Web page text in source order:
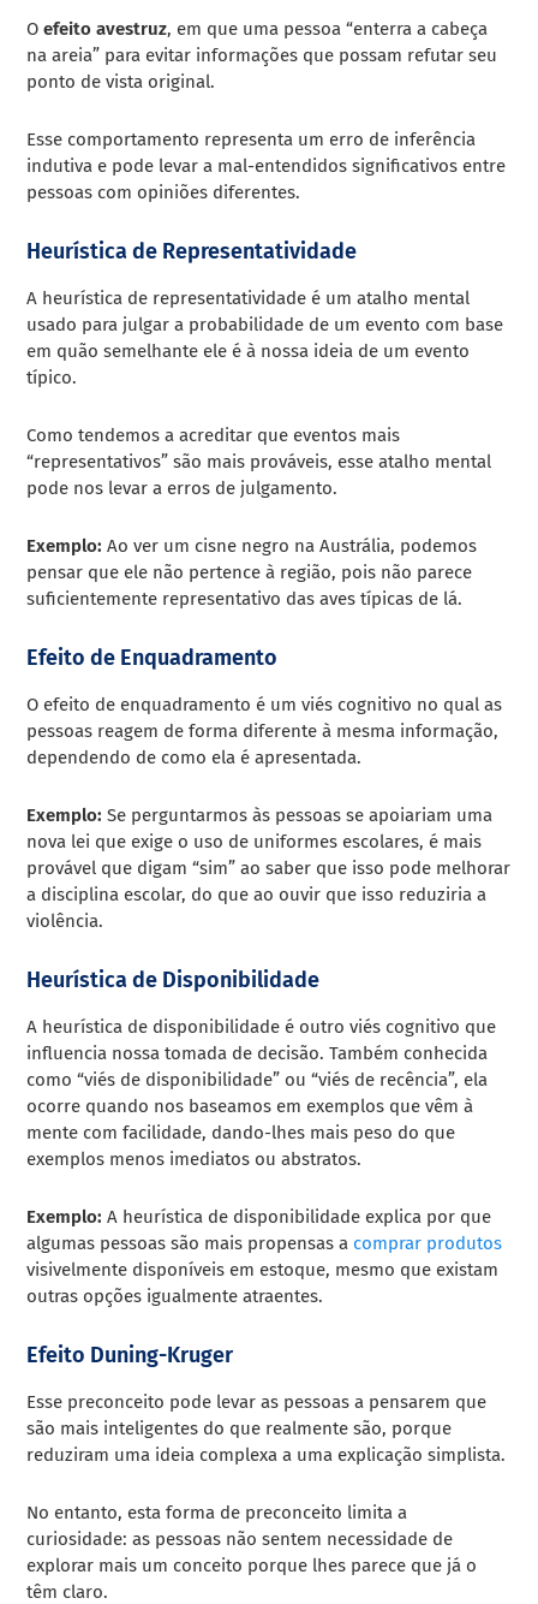
Oefeito avestruz, em que uma pessoa “enterra a cabeça
na areia” para evitar informações que possam refutar seu
ponto de vista original.
Esse comportamento representa um erro de inferência
indutiva e pode levar a mal-entendidos significativos entre
pessoas com opiniões diferentes.
Heurística de Representatividade
A heurística de representatividade é um atalho mental
usado para julgar a probabilidade de um evento com base
em quão semelhante ele é à nossa ideia de um evento
típico.
Como tendemos a acreditar que eventos mais
“representativos” são mais prováveis, esse atalho mental
pode nos levar a erros de julgamento.
Exemplo: Ao ver um cisne negro na Austrália, podemos
pensar que ele não pertence à região, pois não parece
suficientemente representativo das aves típicas de lá.
Efeito de Enquadramento
O efeito de enquadramento é um viés cognitivo no qual as
pessoas reagem de forma diferente à mesma informação,
dependendo de como ela é apresentada.
Exemplo: Se perguntarmos às pessoas se apoiariam uma
nova lei que exige o uso de uniformes escolares, é mais
provável que digam “sim” ao saber que isso pode melhorar
a disciplina escolar, do que ao ouvir que isso reduziria a
violência.
Heurística de Disponibilidade
A heurística de disponibilidade é outro viés cognitivo que
influencia nossa tomada de decisão. Também conhecida
como “viés de disponibilidade” ou “viés de recência”, ela
ocorre quando nos baseamos em exemplos que vêm à
mente com facilidade, dando-lhes mais peso do que
exemplos menos imediatos ou abstratos.
Exemplo: A heurística de disponibilidade explica por que
algumas pessoas são mais propensas a comprar produtos
visivelmente disponíveis em estoque, mesmo que existam
outras opções igualmente atraentes.
Efeito Duning-Kruger
Esse preconceito pode levar as pessoas a pensarem que
são mais inteligentes do que realmente são, porque
reduziram uma ideia complexa a uma explicação simplista.
No entanto, esta forma de preconceito limita a
curiosidade: as pessoas não sentem necessidade de
explorar mais um conceito porque lhes parece que já o
têm claro.